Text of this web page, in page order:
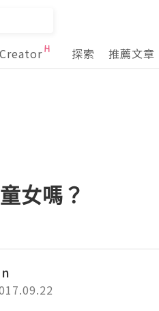
探索 推薦文章
女嗎？